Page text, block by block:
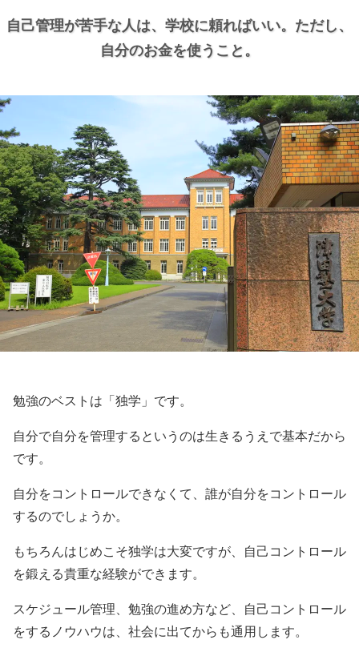
自己管理が苦手な人は、 学校に頼ればいい。 ただし、
自分のお金を使うこと。
勉強のベストは「独学」です。
自分で自分を管理するというのは生きるうえで基本だから
です。
自分をコントロールできなくて、誰が自分をコントロール
するのでしょうか。
もちろんはじめこそ独学は大変ですが、自己コントロール
を鍛える貴重な経験ができます。
スケジュール管理、勉強の進め方など、自己コントロール
をするノウハウは、社会に出てからも通用します。